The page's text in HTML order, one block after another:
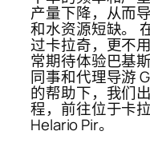
产量下降，从而
和水资源短缺。
过卡拉奇，更不
常期待体验巴基
同事和代理导游
的帮助下，我们
程，前往位于卡
Helario Pir。